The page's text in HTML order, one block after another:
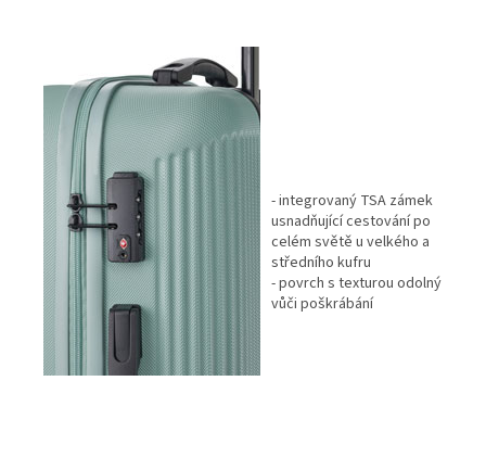
- integrovaný TSA zámek
usnadňující cestování po
celém světě u velkého a
středního kufru
- povrch s texturou odolný
vůči poškrábání